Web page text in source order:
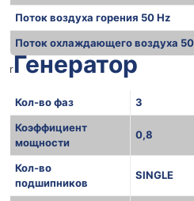
Поток воздуха горения 50 Hz
Поток охлаждающего воздуха
rГенератор
Кол-во фаз
3
Коэффициент
мощности
0,8
Кол-во
подшипников
SINGLE